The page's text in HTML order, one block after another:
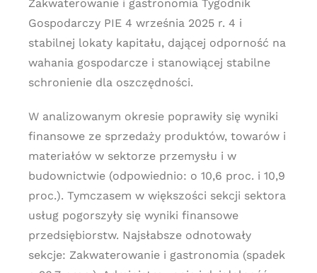
Zakwaterowanie i gastronomia Tygodnik
Gospodarczy PIE 4 września 2025 r. 4 i
stabilnej lokaty kapitału, dającej odporność na
wahania gospodarcze i stanowiącej stabilne
schronienie dla oszczędności.
W analizowanym okresie poprawiły się wyniki
finansowe ze sprzedaży produktów, towarów i
materiałów w sektorze przemysłu i w
budownictwie (odpowiednio: o 10,6 proc. i 10,9
proc.). Tymczasem w większości sekcji sektora
usług pogorszyły się wyniki finansowe
przedsiębiorstw. Najsłabsze odnotowały
sekcje: Zakwaterowanie i gastronomia (spadek